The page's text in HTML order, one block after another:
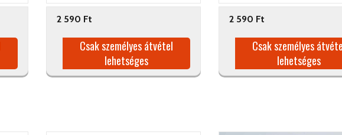
2 590 Ft
Csak személyes átvétel
lehetséges
2 590 Ft
Csak személyes
lehetséges